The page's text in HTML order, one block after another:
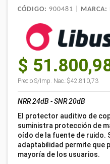
CÓDIGO: 900481 | MARCA:
$
Precio S/Imp. Nac.:$42.810,73
NRR 24dB - SNR 20dB
El protector auditivo de
suministra protección de
oído de la fuente de ruido.
adaptabilidad permite que
mayoría de los usuarios.